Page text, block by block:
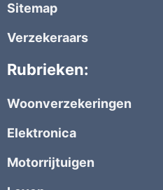
Sitemap
Verzekeraars
Rubrieken:
Woonverzekeringen
Elektronica
Motorrijtuigen